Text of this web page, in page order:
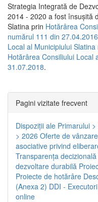
Strategia Integrată de
2014 - 2020 a fost însuşită
Slatina prin Hotărârea
numărul 111 din 27.04.2016
Local al Municipiului
Hotărârea Consiliului Local
31.07.2018.
Pagini vizitate frecvent
Dispoziţii ale Primarului >
> 2026 Oferte de
asociative privind
Transparenţa decizională
dezvoltare durabilă
Proiecte de hotărâre
(Anexa 2) DDI -
online